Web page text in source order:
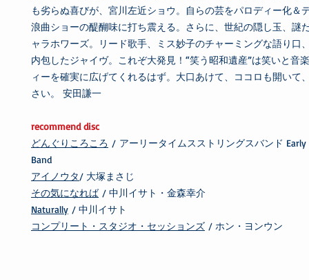
も劣らぬ喜びが、宮川左近ショウ。自らの芸をパロディー化＆
浪曲ショーの醍醐味に打ち震える。さらに、世紀の隠し玉、謎
ャラホワーズ。リード歌手、ミス妙子のチャーミングな語り口
内包したジャイヴ。これぞ大発見！“笑う昭和遺産”は笑いと音
ィーを確実に広げてくれるはず。大口あけて、ココロも開いて
さい。 安田謙一
recommend disc
どんぐりころころ / アーリータイムスストリングスバンド Early
Band
アイノウタ/ 大塚まさじ
その気になれば/ 中川イサト・金森幸介
Naturally / 中川イサト
コンプリート・スタジオ・セッションズ / ホン・ヨンウン